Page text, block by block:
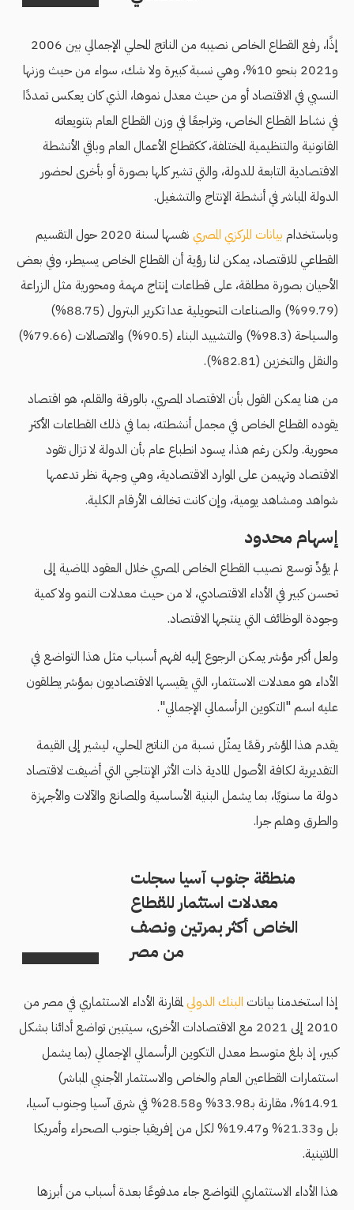
إذًا، رفع القطاع الخاص نصيبه من الناتج المحلي الإجمالي بين 2006
و2021 بنحو 10%، وهي نسبة كبيرة ولا شك، سواء من حيث وزنها
النسبي في الاقتصاد أو من حيث معدل نموها، الذي كان يعكس تمددًا
في نشاط القطاع الخاص، وتراجعًا في وزن القطاع العام بتنويعاته
القانونية والتنظيمية المختلفة، ككقطاع الأعمال العام وباقي الأنشطة
الاقتصادية التابعة للدولة، والتي تشير كلها بصورة أو بأخرى لحضور
الدولة المباشر في أنشطة الإنتاج والتشغيل.
وباستخدام بيانات المركزي المصري
نفسها لسنة 2020 حول التقسيم
القطاعي للاقتصاد، يمكن لنا رؤية أن القطاع الخاص يسيطر، وفي بعض
الأحيان بصورة مطلقة، على قطاعات إنتاج مهمة ومحورية مثل الزراعة
(99.79%) والصناعات التحويلية عدا تكرير البترول (88.75%)
والسياحة (98.3%) والتشييد البناء (90.5%) والاتصالات (79.66%)
والنقل والتخزين (82.81%).
من هنا يمكن القول بأن الاقتصاد المصري، بالورقة والقلم، هو اقتصاد
يقوده القطاع الخاص في مجمل أنشطته، بما في ذلك القطاعات الأكثر
محورية. ولكن رغم هذا، يسود انطباع عام بأن الدولة لا تزال تقود
الاقتصاد وتهيمن على الموارد الاقتصادية، وهي وجهة نظر تدعمها
شواهد ومشاهد يومية، وإن كانت تخالف الأرقام الكلية.
إسهام محدود
لم يؤدِّ توسع نصيب القطاع الخاص المصري خلال العقود الماضية إلى
تحسن كبير في الأداء الاقتصادي، لا من حيث معدلات النمو ولا كمية
وجودة الوظائف التي ينتجها الاقتصاد.
ولعل أكبر مؤشر يمكن الرجوع إليه لفهم أسباب مثل هذا التواضع في
الأداء هو معدلات الاستثمار، التي يقيسها الاقتصاديون بمؤشر يطلقون
عليه اسم "التكوين الرأسمالي الإجمالي".
يقدم هذا المؤشر رقمًا يمثّل نسبة من الناتج المحلي، ليشير إلى القيمة
التقديرية لكافة الأصول المادية ذات الأثر الإنتاجي التي أضيفت لاقتصاد
دولة ما سنويًا، بما يشمل البنية الأساسية والمصانع والآلات والأجهزة
والطرق وهلم جرا.
منطقة جنوب آسيا سجلت
معدلات استثمار للقطاع
الخاص أكثر بمرتين ونصف
من مصر
إذا استخدمنا بيانات البنك الدوليلمقارنة الأداء الاستثماري في مصر من
2010 إلى 2021 مع الاقتصادات الأخرى، سيتبين تواضع أدائنا بشكل
كبير، إذ بلغ متوسط معدل التكوين الرأسمالي الإجمالي (بما يشمل
استثمارات القطاعين العام والخاص والاستثمار الأجنبي المباشر)
14.91%، مقارنة بـ33.98% و28.58% في شرق آسيا وجنوب آسيا،
بل و21.33% و19.47% لكل من إفريقيا جنوب الصحراء وأمريكا
اللاتينية.
هذا الأداء الاستثماري المتواضع جاء مدفوعًا بعدة أسباب من أبرزها